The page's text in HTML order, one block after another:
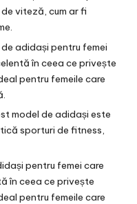
viteză, cum ar fi
de adidași pentru femei
în ceea ce privește
pentru femeile care
model de adidași este
sporturi de fitness,
pentru femei care
în ceea ce privește
pentru femeile care